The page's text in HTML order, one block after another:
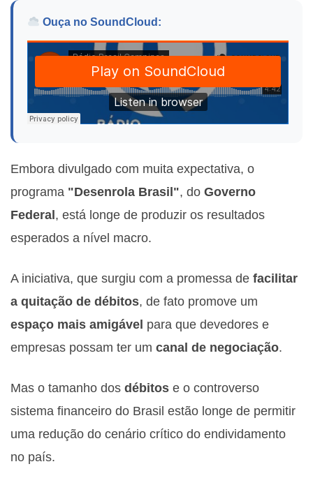
Ouça no SoundCloud:
Embora divulgado com muita expectativa, o
programa "Desenrola Brasil", do Governo
Federal, está longe de produzir os resultados
esperados a nível macro.
A iniciativa, que surgiu com a promessa de facilitar
a quitação de débitos, de fato promove um
espaço mais amigável para que devedores e
empresas possam ter um canal de negociação.
Mas o tamanho dos débitos e o controverso
sistema financeiro do Brasil estão longe de permitir
uma redução do cenário crítico do endividamento
no país.